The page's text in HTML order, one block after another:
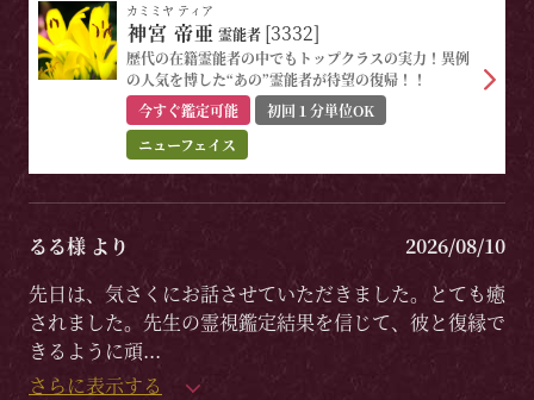
神宮 帝亜
カミミヤ ティア
霊能者 [3332]
歴代の在籍霊能者の中でもトップクラスの実力！異例
の人気を博した“あの”霊能者が待望の復帰！！
今すぐ鑑定可能
初回１分単位OK
ニューフェイス
るる様 より
2026/08/10
先日は、気さくにお話させていただきました。とても癒
されました。先生の霊視鑑定結果を信じて、彼と復縁で
きるように頑...
さらに表示する